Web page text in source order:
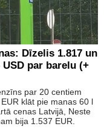
Dīzelis 1.817 un
USD par barelu (+
par 20 centiem
klāt pie manas 60 l
cenas Latvijā, Neste
bija 1.537 EUR.